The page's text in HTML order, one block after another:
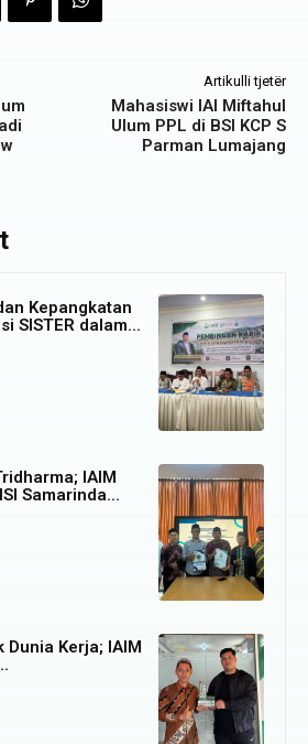
Artikulli tjetër
Mahasiswi IAI Miftahul
Ulum PPL di BSI KCP S
Parman Lumajang
Kepangkatan
SISTER dalam...
IAIM
Samarinda...
Dunia Kerja; IAIM